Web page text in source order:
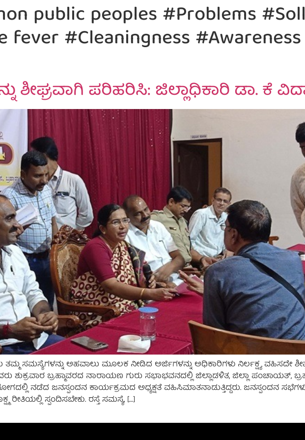
public peoples #Problems
fever #Cleaningness
ಶೀಘ್ರವಾಗಿ ಪರಿಹರಿಸಿ: ಜಿಲ್ಲಾಧಿಕಾರಿ ಡಾ. ಕೆ
ಸಮಸ್ಯೆಗಳನ್ನು ಅಹವಾಲು ಮೂಲಕ ನೀಡಿದ ಅರ್ಜಿಗಳನ್ನು ಅಧಿಕಾರಿಗಳು ನಿರ್ಲಕ್ಷ್ಯ ವಹಿಸದೇ
ಶುಕ್ರವಾರ ಬ್ರಹ್ಮಾವರದ ನಾರಾಯಣ ಗುರು ಸಭಾಭವನದಲ್ಲಿ ಜಿಲ್ಲಾಡಳಿತ, ಜಿಲ್ಲಾ ಪಂಚಾಯತ್,
ನಡೆದ ಜನಸ್ಪಂದನ ಕಾರ್ಯಕ್ರಮದ ಅಧ್ಯಕ್ಷತೆ ವಹಿಸಿಮಾತನಾಡುತ್ತಿದ್ದರು. ಜನಸ್ಪಂದನ
ರೀತಿಯಲ್ಲಿ ಸ್ಪಂದಿಸಬೇಕು. ರಸ್ತೆ ಸಮಸ್ಯೆ, […]